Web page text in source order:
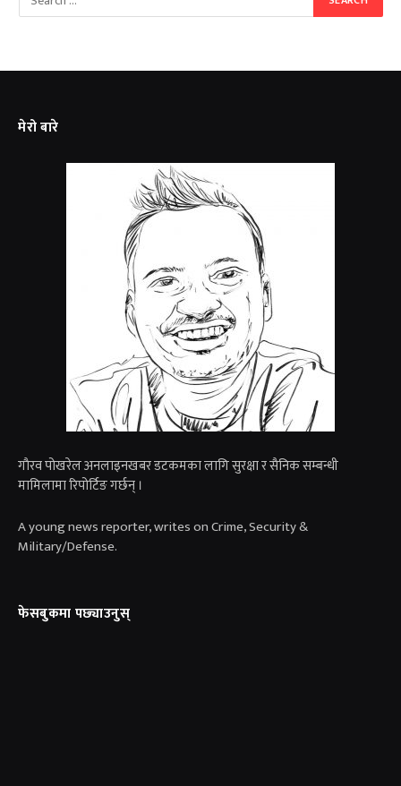
मेरो बारे
गाैरव पोखरेल अनलाइनखबर डटकमका लागि सुरक्षा र सैनिक सम्बन्धी
मामिलामा रिपोर्टिङ गर्छन् ।
A young news reporter, writes on Crime, Security &
Military/Defense.
फेसबुकमा पछ्याउनुस्